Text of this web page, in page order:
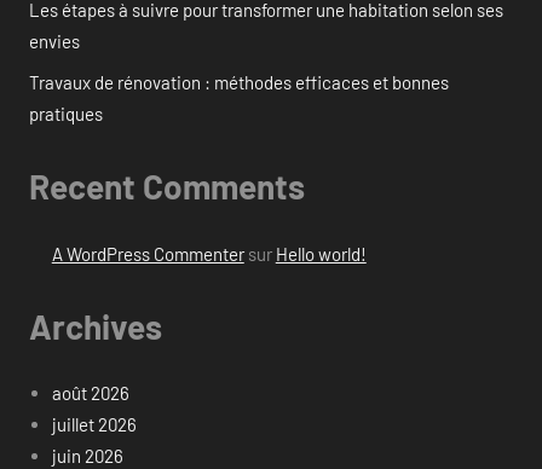
Les étapes à suivre pour transformer une habitation selon ses
envies
Travaux de rénovation : méthodes efficaces et bonnes
pratiques
Recent Comments
A WordPress Commentersur Hello world!
Archives
août 2026
juillet 2026
juin 2026